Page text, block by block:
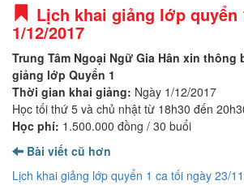
Lịch khai giảng lớp quyển
1/12/2017
Trung Tâm Ngoại Ngữ Gia Hân xin thông
giảng lớp Quyển 1
Thời gian khai giảng: Ngày 1/12/2017
Học tối thứ 5 và chủ nhật từ 18h30 đến
Học phí: 1.500.000 đồng / 30 buổi
Bài viết cũ hơn
Lịch khai giảng lớp quyển 1 ca tối ngày 23/